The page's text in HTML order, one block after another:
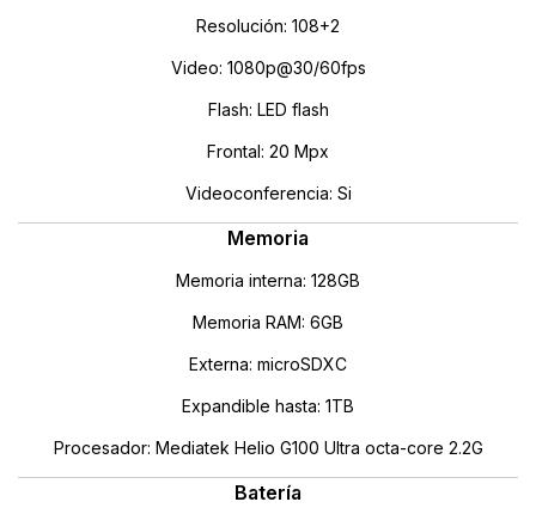
Resolución: 108+2
Video: 1080p@30/60fps
Flash: LED flash
Frontal: 20 Mpx
Videoconferencia: Si
Memoria
Memoria interna: 128GB
Memoria RAM: 6GB
Externa: microSDXC
Expandible hasta: 1TB
Procesador: Mediatek Helio G100 Ultra octa-core 2.2G
Batería